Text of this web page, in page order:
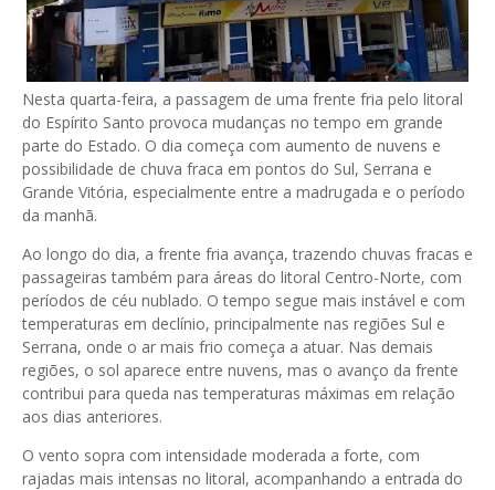
Nesta quarta-feira, a passagem de uma frente fria pelo litoral
do Espírito Santo provoca mudanças no tempo em grande
parte do Estado. O dia começa com aumento de nuvens e
possibilidade de chuva fraca em pontos do Sul, Serrana e
Grande Vitória, especialmente entre a madrugada e o período
da manhã.
Ao longo do dia, a frente fria avança, trazendo chuvas fracas e
passageiras também para áreas do litoral Centro-Norte, com
períodos de céu nublado. O tempo segue mais instável e com
temperaturas em declínio, principalmente nas regiões Sul e
Serrana, onde o ar mais frio começa a atuar. Nas demais
regiões, o sol aparece entre nuvens, mas o avanço da frente
contribui para queda nas temperaturas máximas em relação
aos dias anteriores.
O vento sopra com intensidade moderada a forte, com
rajadas mais intensas no litoral, acompanhando a entrada do